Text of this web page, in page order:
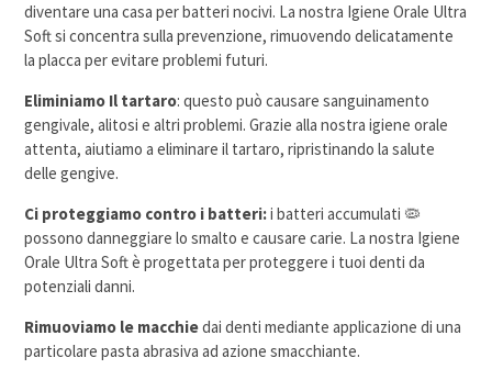
diventare una casa per batteri nocivi. La nostra Igiene Orale Ultra
Soft si concentra sulla prevenzione, rimuovendo delicatamente
la placca per evitare problemi futuri.
Eliminiamo Il tartaro: questo può causare sanguinamento
gengivale, alitosi e altri problemi. Grazie alla nostra igiene orale
attenta, aiutiamo a eliminare il tartaro, ripristinando la salute
delle gengive.
Ci proteggiamo contro i batteri:i batteri accumulati 🦠
possono danneggiare lo smalto e causare carie. La nostra Igiene
Orale Ultra Soft è progettata per proteggere i tuoi denti da
potenziali danni.
Rimuoviamo le macchiedai denti mediante applicazione di una
particolare pasta abrasiva ad azione smacchiante.